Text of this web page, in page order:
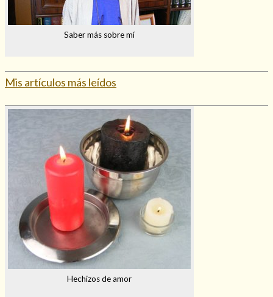
Saber más sobre mí
Mis artículos más leídos
Hechizos de amor